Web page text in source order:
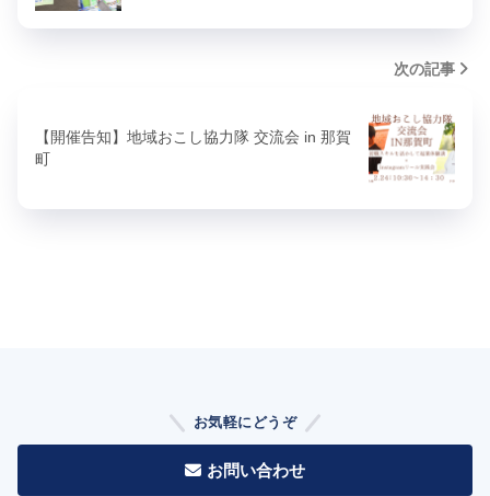
次の記事
【開催告知】地域おこし協力隊 交流会 in 那賀
町
お気軽にどうぞ
お問い合わせ